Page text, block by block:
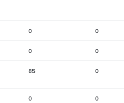
0 0
0 0
85 0
0 0